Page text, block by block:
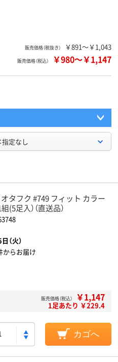
販売価格（税抜き） ￥891～￥1,043
販売価格（税込） ￥980～￥1,147
指定なし
タフク #749 フィット カラー
足入）（直送品）
（火）
からお届け
販売価格（税込） ￥1,147
1足あたり ￥229.4
カゴへ